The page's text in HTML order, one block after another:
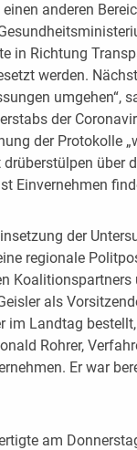
anderen
in Richtung
werden.
umgehen“,
der
der Protokolle
über
Einvernehmen
der
regionale
Koalitionspartners
als
im Landtag
Rohrer,
Er war
am